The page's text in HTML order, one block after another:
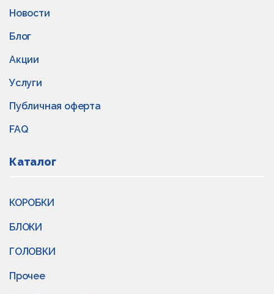
Новости
Блог
Акции
Услуги
Публичная оферта
FAQ
Каталог
КОРОБКИ
БЛОКИ
ГОЛОВКИ
Прочее